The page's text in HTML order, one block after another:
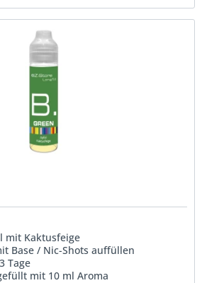
mit Kaktusfeige
Base / Nic-Shots auffüllen
Tage
mit 10 ml Aroma